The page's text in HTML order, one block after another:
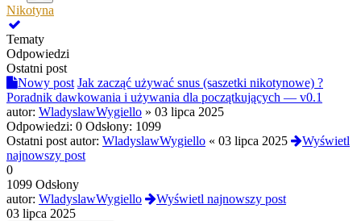
Nikotyna
Tematy
Odpowiedzi
Ostatni post
Nowy post Jak zacząć używać snus (saszetki nikotynowe) ?
Poradnik dawkowania i używania dla początkujących — v0.1
autor: WladyslawWygiello » 03 lipca 2025
Odpowiedzi: 0 Odsłony: 1099
Ostatni post autor: WladyslawWygiello « 03 lipca 2025
Wyświetl
najnowszy post
0
1099 Odsłony
autor: WladyslawWygiello
Wyświetl najnowszy post
03 lipca 2025